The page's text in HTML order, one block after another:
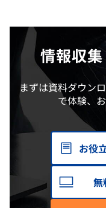
情報収
まずは資料ダウン
で体験、
お役
無